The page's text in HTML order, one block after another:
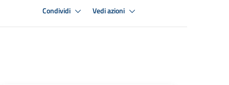
Condividi Vedi azioni